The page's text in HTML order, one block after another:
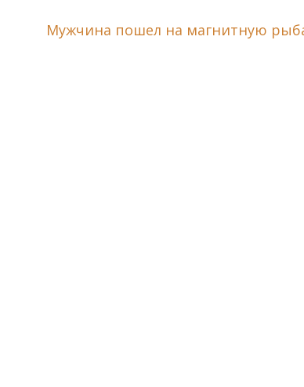
Мужчина пошел на магнитную